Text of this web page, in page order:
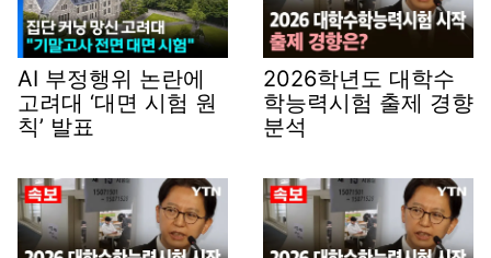
AI 부정행위 논란에
고려대 ‘대면 시험 원
칙’ 발표
2026학년도 대학수
학능력시험 출제 경향
분석